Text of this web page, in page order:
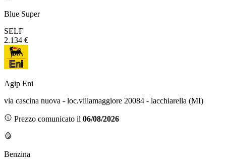
Blue Super
SELF
2.134 €
Agip Eni
via cascina nuova - loc.villamaggiore 20084 - lacchiarella (MI)
Prezzo comunicato il 06/08/2026
Benzina